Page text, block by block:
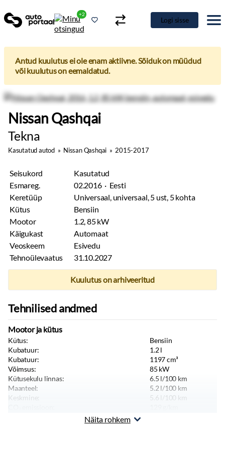
+2
Logi sisse
Antud kuulutus ei ole enam aktiivne. Sõiduk on müüdud
või kuulutus on eemaldatud.
Nissan Qashqai
Tekna
Kasutatud autod » Nissan Qashqai » 2015-2017
Seisukord
Kasutatud
Esmareg.
02.2016 · Eesti
Keretüüp
Universaal, universaal, 5 ust, 5 kohta
Kütus
Bensiin
Mootor
1.2, 85 kW
Käigukast
Automaat
Veoskeem
Esivedu
Tehnoülevaatus
31.10.2027
Kuulutus on arhiveeritud
Tehnilised andmed
Mootor ja kütus
Kütus:
Bensiin
Kubatuur:
1.2l
Kubatuur:
1197cm³
Võimsus:
85 kW
Kütusekulu linnas:
6.5 l/100 km
Maanteel:
5.2 l/100 km
Keskmine:
5.6 l/100 km
Näita rohkem